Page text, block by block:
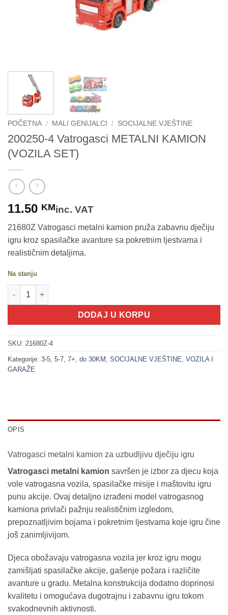
POČETNA / MALI GENIJALCI / SOCIJALNE VJEŠTINE
200250-4 Vatrogasci METALNI KAMION
(VOZILA SET)
11.50 KMinc. VAT
21680Z Vatrogasci metalni kamion pruža zabavnu dječiju
igru kroz spasilačke avanture sa pokretnim ljestvama i
realističnim detaljima.
Na stanju
200250-4 Vatrogasci METALNI KAMION (VOZILA SET) količina
DODAJ U KORPU
SKU: 21680Z-4
Kategorije: 3-5 5-7 7+ do 30KM SOCIJALNE VJEŠTINE VOZILA I
GARAŽE
OPIS
Vatrogasci metalni kamion za uzbudljivu dječiju igru
Vatrogasci metalni kamion savršen je izbor za djecu koja
vole vatrogasna vozila, spasilačke misije i maštovitu igru
punu akcije. Ovaj detaljno izrađeni model vatrogasnog
kamiona privlači pažnju realističnim izgledom,
prepoznatljivim bojama i pokretnim ljestvama koje igru čine
još zanimljivijom.
Djeca obožavaju vatrogasna vozila jer kroz igru mogu
zamišljati spasilačke akcije, gašenje požara i različite
avanture u gradu. Metalna konstrukcija dodatno doprinosi
kvalitetu i omogućava dugotrajnu i zabavnu igru tokom
svakodnevnih aktivnosti.